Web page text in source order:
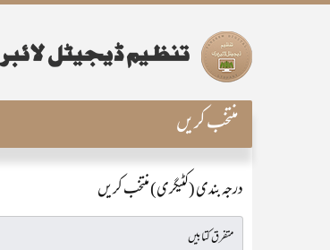
منتخب کریں
درجہ بندی (کٹیگری) منتخب کریں